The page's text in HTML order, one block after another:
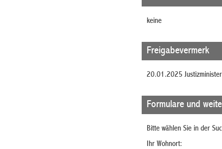
keine
Freigabevermerk
20.01.2025
Formulare und
Bitte wählen Sie in der
Ihr Wohnort: